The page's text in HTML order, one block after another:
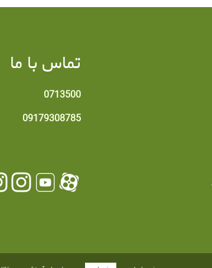
تماس با ما
0713500
09179308785